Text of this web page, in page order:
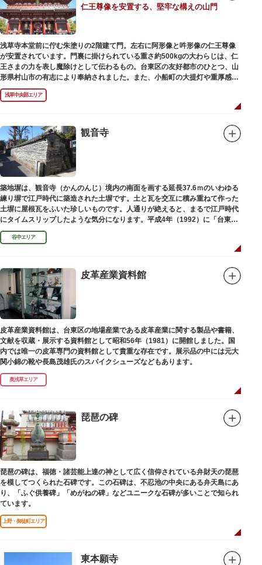
仁王尊像を安置する、堅牢な構えの山門
浅草寺本堂前に佇む朱塗りの2階建て門。左右に阿形像と吽形像の仁王尊像
が安置されています。門裏に掛けられている重さ約500kgの大わらじは、仁
王さまの力を表し魔除けとして伝わるもの。台東区の友好都市のひとつ、山
形県村山市の有志により奉納されました。また、小船町の大提灯や重厚感あ
ふれる吊灯篭も存在感を放ち、参拝客を迎えてくれます。
宝蔵門は、平安時代、武蔵守に任命された平公雅（たいらのきみまさ）によ
在の門は1964年にホテルニューオオタニ創始者・大谷米太郎の寄進により本
瓦葺きで再建された（2007年チタン瓦に葺き替え）楼門です。上層部には仏
教の経典である『元版⼀切経（げんばんいっさいきょう）』や寺宝が収蔵さ
れています。
浅草中央部エリア
観音寺
築地塀は、観音寺（かんのんじ）境内の南面を画する延長37.6ｍのいわゆる
練り塀で江戸時代に築造された土塀です。土と瓦を交互に積み重ねて作った
土塀に屋根瓦をふいた珍しいものです。人通りが絶えると、まるで江戸時代
にタイムスリップしたような気分になります。平成4年（1992）に「台東区
まちかど賞」を受賞しました。
谷中エリア
皮革産業資料館
皮革産業資料館は、台東区の地場産業である皮革産業に関する製品や書籍、
文献を収蔵・展示する資料館として昭和56年（1981）に開館しました。国
内では唯一の皮革専門の資料館として貴重な存在です。展示品の中には元大
関小錦の靴や長島茂雄氏のスパイクシューズなどもあります。
奥浅草エリア
琵琶の碑
琵琶の碑は、福徳・諸芸能上達の神として広く信仰されている弁財天の琵琶
を模してつくられた石碑です。この石碑は、不忍池の中央にある弁天島にあ
り、「ふぐ供養碑」「めがねの碑」などユニークな石碑が多いことで知られ
ています。
上野・御徒町エリア
東本願寺